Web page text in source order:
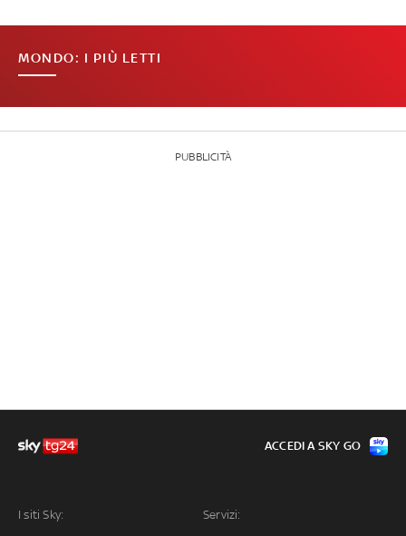
MONDO: I PIÙ LETTI
PUBBLICITÀ
I siti Sky: Servizi:
ACCEDI A SKY GO